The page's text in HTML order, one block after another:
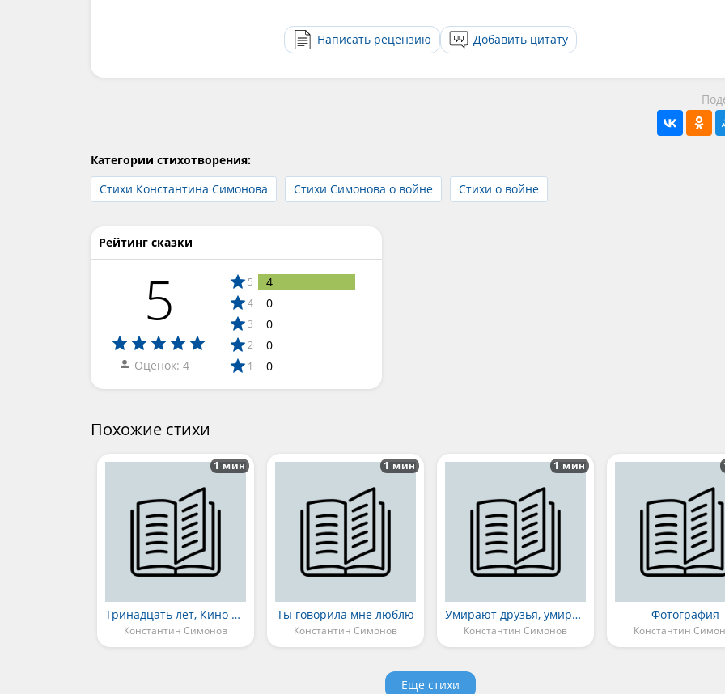
Написать рецензию Добавить цитату
Категории стихотворения:
Стихи Константина Симонова
Стихи Симонова о войне Стихи о войне
Рейтинг сказки
5
Оценок: 4
5 4
4 0
3 0
2 0
1 0
Похожие стихи
Тринадцать лет, Кино в Рязани
Константин Симонов
1 мин
Ты говорила мне люблю
Константин Симонов
1 мин
Умирают друзья, умирают
Константин Симонов
1 мин
Фотография
Константин
Еще стихи